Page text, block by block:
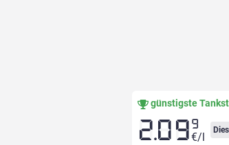
günstigste
2.09 9
€/l